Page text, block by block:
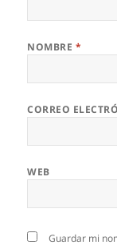
NOMBRE *
CORREO
WEB
Guardar mi